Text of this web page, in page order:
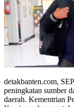
detakbanten.com,
peningkatan sumber
daerah. Kementrian